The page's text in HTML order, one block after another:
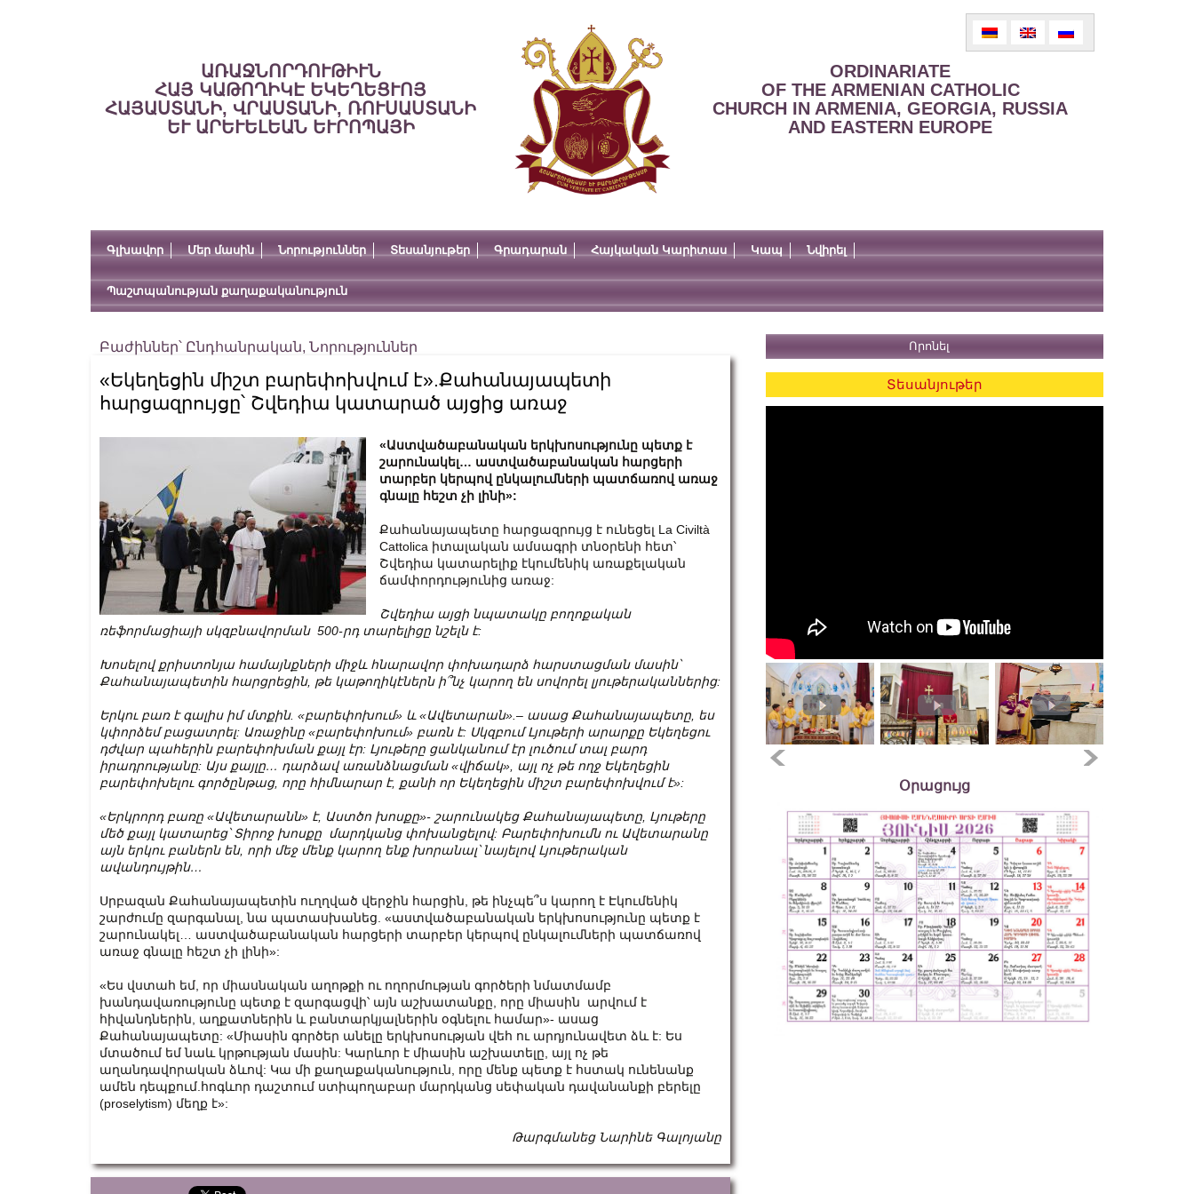
ԱՌԱՋՆՈՐԴՈՒԹԻՒՆ
ՀԱՅ ԿԱԹՈՂԻԿԷ ԵԿԵՂԵՑՒՈՅ
ՀԱՅԱՍՏԱՆԻ, ՎՐԱՍՏԱՆԻ, ՌՈՒՍԱՍՏԱՆԻ
ԵՒ ԱՐԵՒԵԼԵԱՆ ԵՒՐՈՊԱՅԻ
ORDINARIATE
OF THE ARMENIAN CATHOLIC
CHURCH IN ARMENIA, GEORGIA, RUSSIA
AND EASTERN EUROPE
Գլխավոր Մեր մասին Նորություններ Տեսանյութեր Գրադարան Հայկական Կարիտաս Կապ Նվիրել
Պաշտպանության քաղաքականություն
Բաժիններ՝ Ընդհանրական, Նորություններ
«Եկեղեցին միշտ բարեփոխվում է».Քահանայապետի
հարցազրույցը՝ Շվեդիա կատարած այցից առաջ
«Աստվածաբանական երկխոսությունը պետք է
շարունակել… աստվածաբանական հարցերի
տարբեր կերպով ընկալումների պատճառով առաջ
գնալը հեշտ չի լինի»:
Քահանայապետը հարցազրույց է ունեցել La Civiltà
Cattolica իտալական ամսագրի տնօրենի հետ՝
Շվեդիա կատարելիք էկումենիկ առաքելական
ճամփորդությունից առաջ:
Շվեդիա այցի նպատակը բողոքական
ռեֆորմացիայի սկզբնավորման 500-րդ տարելիցը նշելն է:
Խոսելով քրիստոնյա համայնքների միջև հնարավոր փոխադարձ հարստացման մասին՝
Քահանայապետին հարցրեցին, թե կաթողիկէներն ի՞նչ կարող են սովորել լյութերականներից:
Երկու բառ է գալիս իմ մտքին. «բարեփոխում» և «Ավետարան» – ասաց Քահանայապետը, ես
կփորձեմ բացատրել: Առաջինը «բարեփոխում» բառն է: Սկզբում Լյութերի արարքը Եկեղեցու
դժվար պահերին բարեփոխման քայլ էր: Լյութերը ցանկանում էր լուծում տալ բարդ
իրադրությանը: Այս քայլը… դարձավ առանձնացման «վիճակ», այլ ոչ թե ողջ Եկեղեցին
բարեփոխելու գործընթաց, որը հիմնարար է, քանի որ Եկեղեցին միշտ բարեփոխվումէ»:
«Երկրորդ բառը «Ավետարանն» է, Աստծո խոսքը»- շարունակեց Քահանայապետը, Լյութերը
մեծ քայլ կատարեց՝Տիրոջ խոսքը մարդկանց փոխանցելով: Բարեփոխումն ու Ավետարանը
այն երկու բաներն են, որի մեջ մենք կարող ենք խորանալ՝ նայելով Լյութերական
ավանդույթին…
Սրբազան Քահանայապետին ուղղված վերջին հարցին, թե ինչպե՞ս կարող է Էկումենիկ
շարժումը զարգանալ, նա պատասխանեց. «աստվածաբանական երկխոսությունը պետք է
շարունակել… աստվածաբանական հարցերի տարբեր կերպով ընկալումների պատճառով
առաջ գնալը հեշտ չի լինի»:
«Ես վստահ եմ, որ միասնական աղոթքի ու ողորմության գործերի նմատմամբ
խանդավառությունը պետք է զարգացվի՝ այն աշխատանքը, որը միասին արվում է
հիվանդներին, աղքատներին և բանտարկյալներին օգնելու համար»- ասաց
Քահանայապետը: «Միասին գործեր անելը երկխոսության վեհ ու արդյունավետ ձև է: Ես
մտածում եմ նաև կրթության մասին: Կարևոր է միասին աշխատելը, այլ ոչ թե
աղանդավորական ձևով: Կա մի քաղաքականություն, որը մենք պետք է հստակ ունենանք
ամեն դեպքում.հոգևոր դաշտում ստիպողաբար մարդկանց սեփական դավանանքի բերելը
(proselytism) մեղք է»:
Թարգմանեց Նարինե Գալոյանը
Տեսանյութեր
Օրացույց